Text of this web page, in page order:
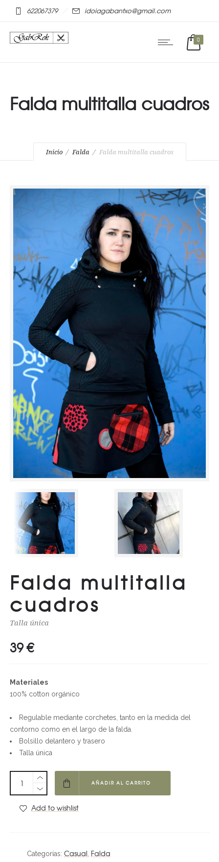
622067379 idoiagabantxo@gmail.com
0
Falda multitalla cuadros
Inicio Falda Falda multitalla cuadros
Falda multitalla
cuadros
Talla única
39€
Materiales
100% cotton orgánico
Regulable mediante corchetes, tanto en la medida del
contorno como en el largo de la falda.
Bolsillo delantero y trasero
Talla única
AÑADIR AL CARRITO
Add to wishlist
Categorías: Casual Falda